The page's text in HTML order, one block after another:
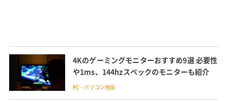
4Kのゲーミングモニターおすすめ9選 必要性
や1ms、144hzスペックのモニターも紹介
PC・パソコン用品